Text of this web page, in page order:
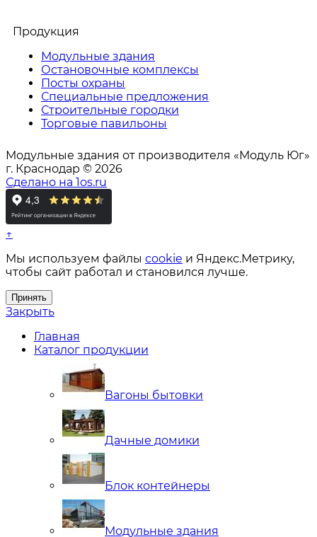
Продукция
Модульные здания
Остановочные комплексы
Посты охраны
Специальные предложения
Строительные городки
Торговые павильоны
Модульные здания от производителя «Модуль Юг»
г. Краснодар © 2026
Сделано на 1os.ru
↑
Мы используем файлы cookie и Яндекс.Метрику,
чтобы сайт работал и становился лучше.
Принять
Закрыть
Главная
Каталог продукции
Вагоны бытовки
Дачные домики
Блок контейнеры
Модульные здания